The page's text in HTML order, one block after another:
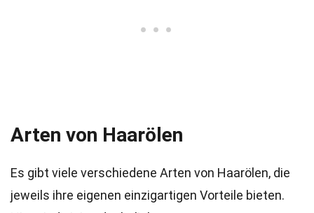
Arten von Haarölen
Es gibt viele verschiedene Arten von Haarölen, die
jeweils ihre eigenen einzigartigen Vorteile bieten.